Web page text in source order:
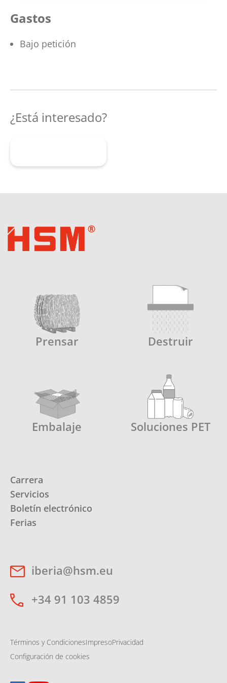
Gastos
Bajo petición
¿Está interesado?
Prensar Destruir
Embalaje Soluciones PET
Carrera
Servicios
Boletín electrónico
Ferias
iberia@hsm.eu
+34 91 103 4859
Términos y CondicionesImpresoPrivacidad
Configuración de cookies